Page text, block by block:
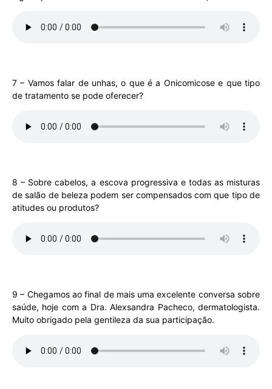
7 – Vamos falar de unhas, o que é a Onicomicose e que tipo
de tratamento se pode oferecer?
8 – Sobre cabelos, a escova progressiva e todas as misturas
de salão de beleza podem ser compensados com que tipo de
atitudes ou produtos?
9 – Chegamos ao final de mais uma excelente conversa sobre
saúde, hoje com a Dra. Alexsandra Pacheco, dermatologista.
Muito obrigado pela gentileza da sua participação.